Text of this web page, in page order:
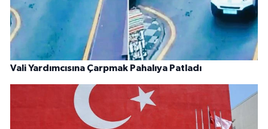
Vali Yardımcısına Çarpmak Pahalıya Patladı